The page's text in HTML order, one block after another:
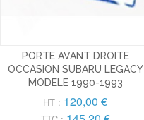
PORTE AVANT DROITE
OCCASION SUBARU LEGACY
MODELE 1990-1993
HT : 120,00 €